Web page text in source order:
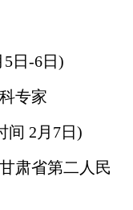
日-6日)
专家
2月7日)
肃省第二人民